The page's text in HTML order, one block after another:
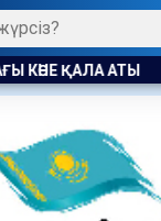
ҚҰРМЕТТЕЙМІЗ,